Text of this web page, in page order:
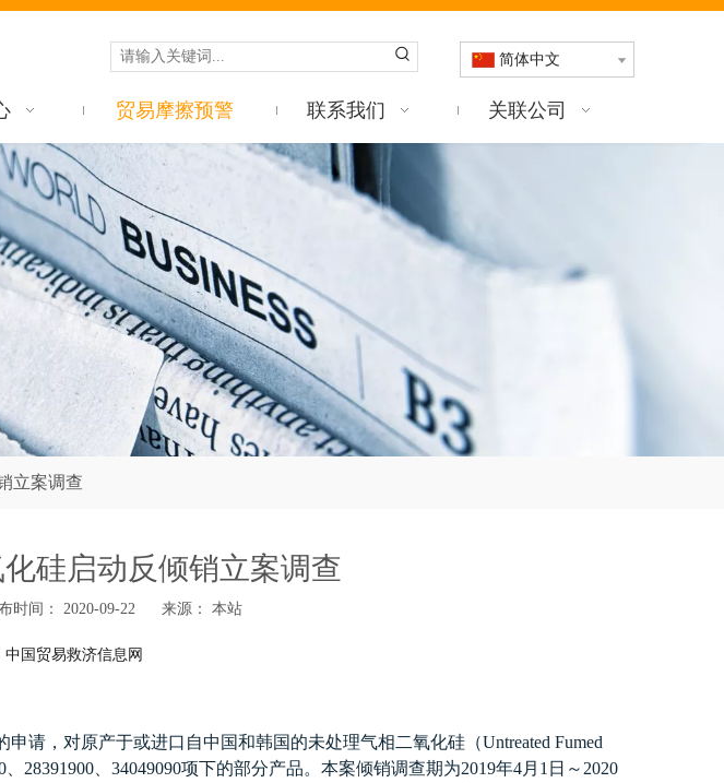
简体中文
贸易摩擦预警 联系我们 关联公司
立案调查
硅启动反倾销立案调查
间： 2020-09-22 来源： 本站
中国贸易救济信息网
申请，对原产于或进口自中国和韩国的未处理气相二氧化硅（Untreated Fumed
28391900 34049090项下的部分产品。本案倾销调查期为2019年4月 1 日～ 2020